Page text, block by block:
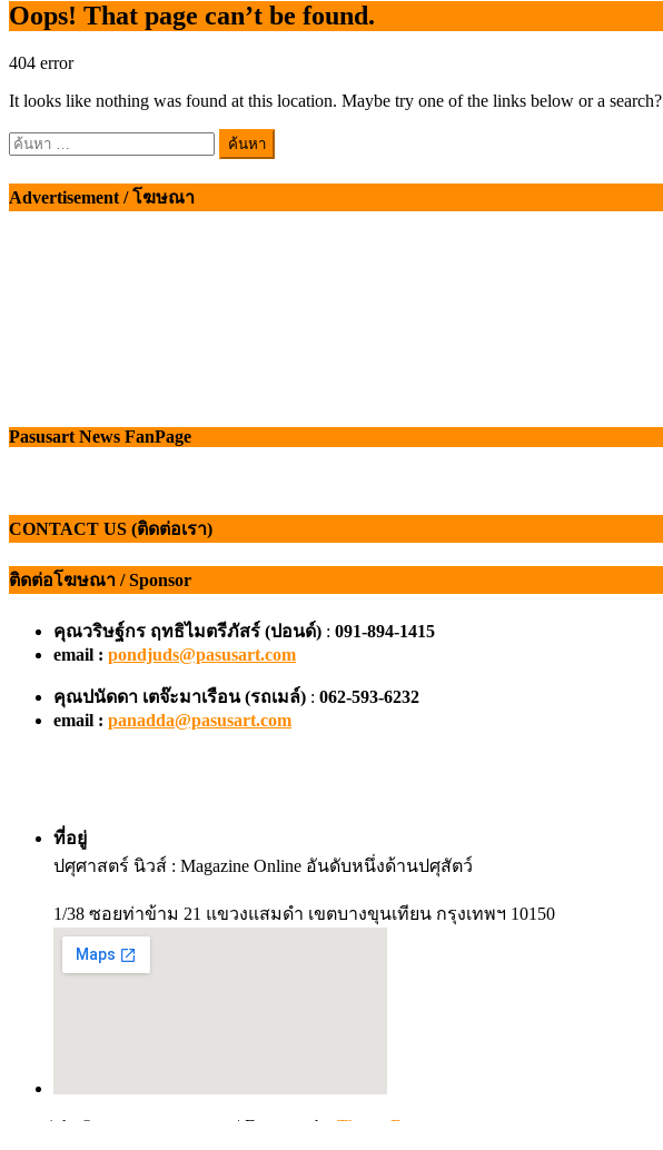
Oops! That page can’t be found.
404 error
It looks like nothing was found at this location. Maybe try one of the links below or a search?
ค้นหา
Advertisement / โฆษณา
Pasusart News FanPage
CONTACT US (ติดต่อเรา)
ติดต่อโฆษณา / Sponsor
คุณวริษฐ์กร ฤทธิไมตรีภัสร์ (ปอนด์) : 091-894-1415
email : pondjuds@pasusart.com
คุณปนัดดา เตจ๊ะมาเรือน (รถเมล์) : 062-593-6232
email : panadda@pasusart.com
ที่อยู่
ปศุศาสตร์ นิวส์ : Magazine Online อันดับหนึ่งด้านปศุสัตว์
1/38 ซอยท่าข้าม 21 แขวงแสมดำ เขตบางขุนเทียน กรุงเทพฯ 10150
copyright © www.pasusart.com | Eggnews by Theme Egg